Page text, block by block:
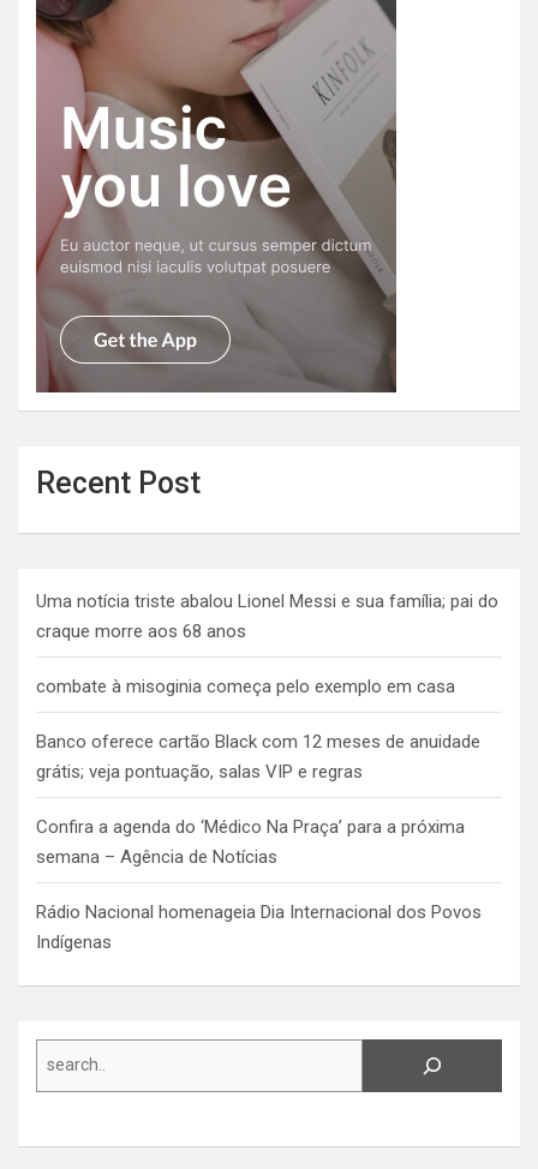
Recent Post
Uma notícia triste abalou Lionel Messi e sua família; pai do
craque morre aos 68 anos
combate à misoginia começa pelo exemplo em casa
Banco oferece cartão Black com 12 meses de anuidade
grátis; veja pontuação, salas VIP e regras
Confira a agenda do ‘Médico Na Praça’ para a próxima
semana – Agência de Notícias
Rádio Nacional homenageia Dia Internacional dos Povos
Indígenas
Search